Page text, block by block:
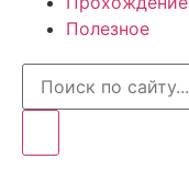
Полезное